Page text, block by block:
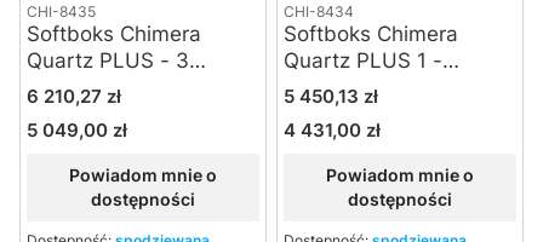
CHI-8435
Softboks Chimera
Quartz PLUS - 3
Screens - Medium
Cena
6 210,27 zł
Cena
5 049,00 zł
Powiadom mnie o
dostępności
CHI-8434
Softboks Chimera
Quartz PLUS 1 -
Medium
Cena
5 450,13 zł
Cena
4 431,00 zł
Powiadom mnie o
dostępności